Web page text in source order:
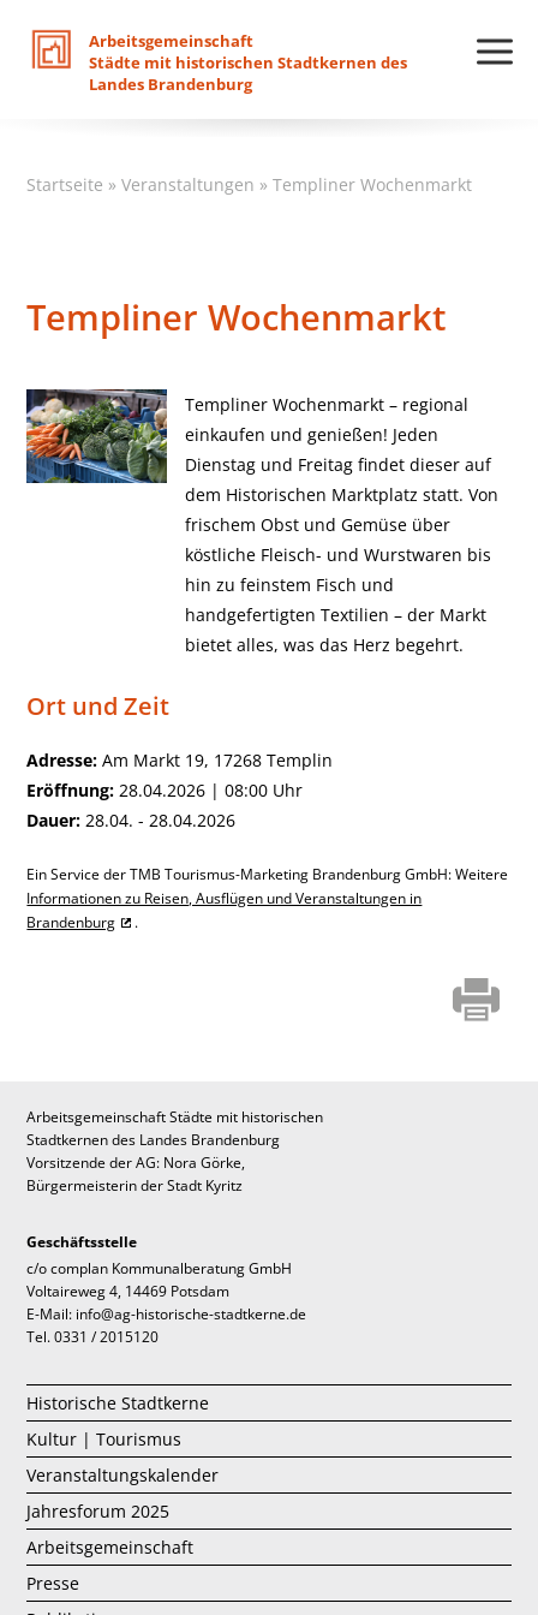
Arbeitsgemeinschaft
Städte mit historischen Stadtkernen des
Landes Brandenburg
Startseite »Veranstaltungen »Templiner Wochenmarkt
Templiner Wochenmarkt
Templiner Wochenmarkt – regional
einkaufen und genießen! Jeden
Dienstag und Freitag findet dieser auf
dem Historischen Marktplatz statt. Von
frischem Obst und Gemüse über
köstliche Fleisch- und Wurstwaren bis
hin zu feinstem Fisch und
handgefertigten Textilien – der Markt
bietet alles, was das Herz begehrt.
Ort und Zeit
Adresse: Am Markt 19, 17268 Templin
Eröffnung: 28.04.2026 | 08:00 Uhr
Dauer: 28.04. - 28.04.2026
Ein Service der TMB Tourismus-Marketing Brandenburg GmbH: Weitere
Informationen zu Reisen, Ausflügen und Veranstaltungen in
Brandenburg
.
Arbeitsgemeinschaft Städte mit historischen
Stadtkernen des Landes Brandenburg
Vorsitzende der AG: Nora Görke,
Bürgermeisterin der Stadt Kyritz
Geschäftsstelle
c/o complan Kommunalberatung GmbH
Voltaireweg 4, 14469 Potsdam
E-Mail: info@ag-historische-stadtkerne.de
Tel. 0331 / 2015120
Historische Stadtkerne
Kultur | Tourismus
Veranstaltungskalender
Jahresforum 2025
Arbeitsgemeinschaft
Presse